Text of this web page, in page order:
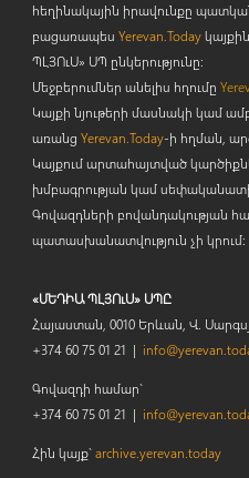
հեղինակային իրավունքը
բացառապես Yerevan.Today
ՊԼՅՈւՍ» ՍՊ ընկերությունը։
Մեջբերումներ անելիս հղումը
Կայքի նյութերի մասնակի կամ
առանց Yerevan.Today-ի հղման,
Կայքում արտահայտված
խմբագրության կամ
Գովազդների բովանդակության
պատասխանատվություն չի կրում:
«ՄԵԴԻԱ ՊԼՅՈւՍ» ՍՊԸ
Հայաստան, 0010 Երևան, Վ.
+374 60 75 01 21 |
Գովազդի համար`
+374 60 75 01 21 |
Հին կայք`archive.yerevan.today